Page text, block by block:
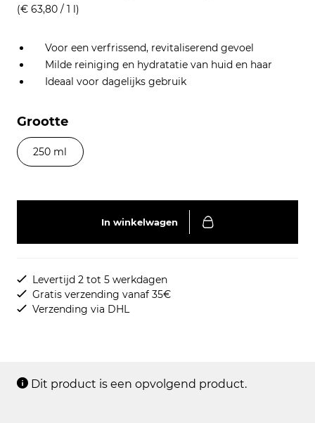
(€ 63,80 / 1 l)
Voor een verfrissend, revitaliserend gevoel
Milde reiniging en hydratatie van huid en haar
Ideaal voor dagelijks gebruik
Grootte
250 ml
In winkelwagen
Levertijd 2 tot 5 werkdagen
Gratis verzending vanaf 35€
Verzending via DHL
Dit product is een opvolgend product.